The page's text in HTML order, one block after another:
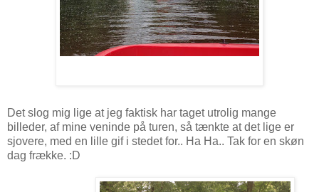
Det slog mig lige at jeg faktisk har taget utrolig mange
billeder, af mine veninde på turen, så tænkte at det lige er
sjovere, med en lille gif i stedet for.. Ha Ha.. Tak for en skøn
dag frække. :D